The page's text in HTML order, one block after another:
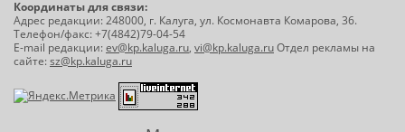
Координаты для связи:
Адрес редакции: 248000, г. Калуга, ул. Космонавта Комарова, 36.
Телефон/факс: +7(4842)79-04-54
E-mail редакции:ev@kp.kaluga.ru, vi@kp.kaluga.ruОтдел рекламы на
сайте:sz@kp.kaluga.ru